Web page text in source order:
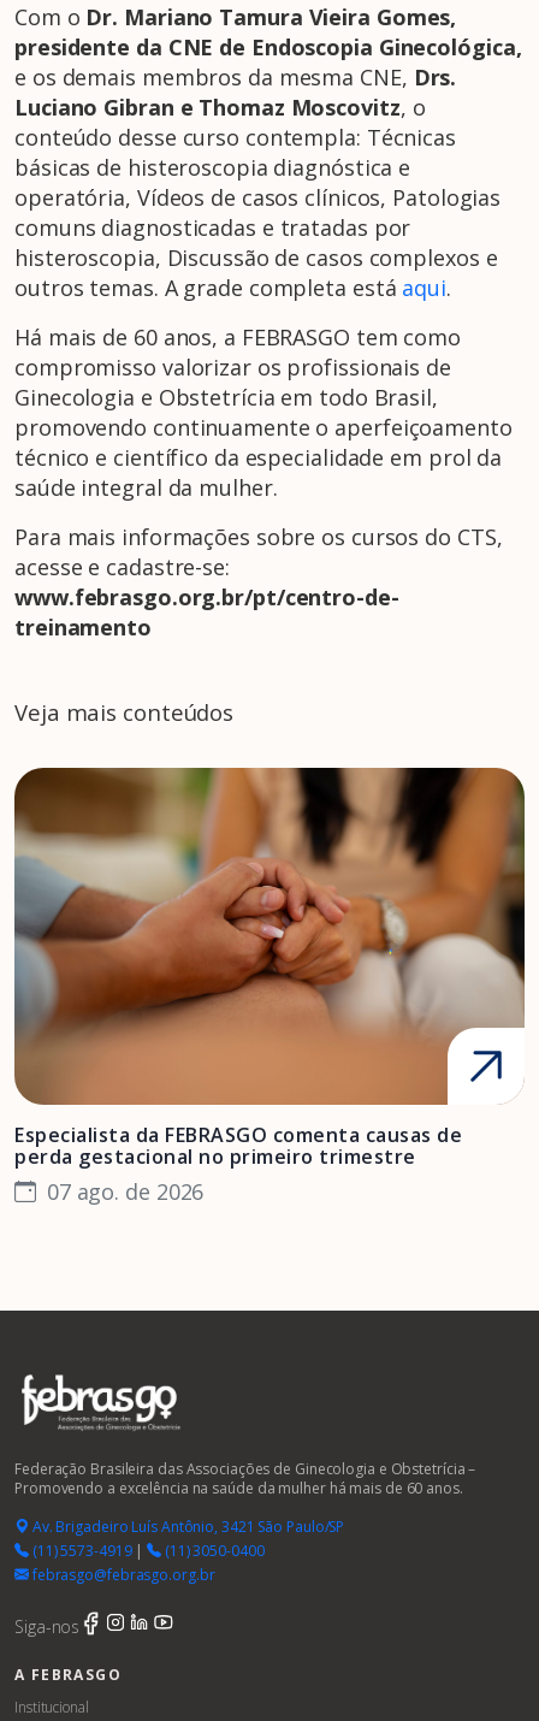
Com o Dr. Mariano Tamura Vieira Gomes,
presidente da CNE de Endoscopia Ginecológica,
e os demais membros da mesma CNE, Drs.
Luciano Gibran e Thomaz Moscovitz, o
conteúdo desse curso contempla: Técnicas
básicas de histeroscopia diagnóstica e
operatória, Vídeos de casos clínicos, Patologias
comuns diagnosticadas e tratadas por
histeroscopia, Discussão de casos complexos e
outros temas. A grade completa está aqui.
Há mais de 60 anos, a FEBRASGO tem como
compromisso valorizar os profissionais de
Ginecologia e Obstetrícia em todo Brasil,
promovendo continuamente o aperfeiçoamento
técnico e científico da especialidade em prol da
saúde integral da mulher.
Para mais informações sobre os cursos do CTS,
acesse e cadastre-se:
www.febrasgo.org.br/pt/centro-de-
treinamento
Veja mais conteúdos
Especialista da FEBRASGO comenta causas de
perda gestacional no primeiro trimestre
07 ago. de 2026
Federação Brasileira das Associações de Ginecologia e Obstetrícia –
Promovendo a excelência na saúde da mulher há mais de 60 anos.
Av. Brigadeiro Luís Antônio, 3421 São Paulo/SP
(11) 5573-4919|
(11) 3050-0400
febrasgo@febrasgo.org.br
Siga-nos
A FEBRASGO
Institucional